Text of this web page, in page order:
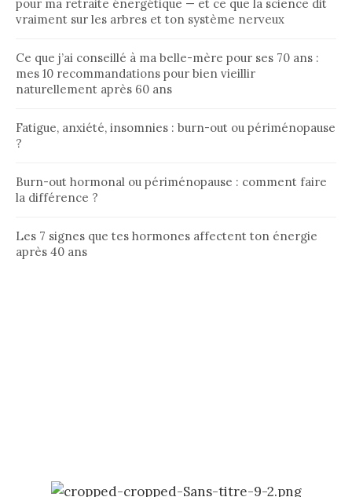
pour ma retraite énergétique — et ce que la science dit
vraiment sur les arbres et ton système nerveux
Ce que j’ai conseillé à ma belle-mère pour ses 70 ans :
mes 10 recommandations pour bien vieillir
naturellement après 60 ans
Fatigue, anxiété, insomnies : burn-out ou périménopause
?
Burn-out hormonal ou périménopause : comment faire
la différence ?
Les 7 signes que tes hormones affectent ton énergie
après 40 ans